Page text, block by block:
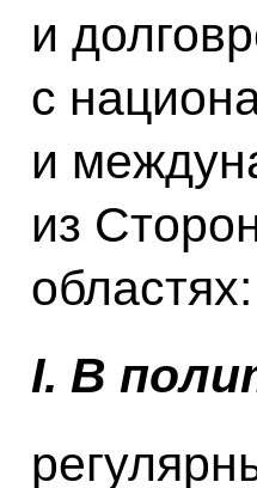
и
с
и
из
областях:
I. В